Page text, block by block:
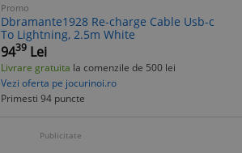
Promo
Dbramante1928 Re-charge Cable Usb-c
To Lightning, 2.5m White
9439 Lei
Livrare gratuita la comenzile de 500 lei
Vezi oferta pe jocurinoi.ro
Primesti 94 puncte
Publicitate